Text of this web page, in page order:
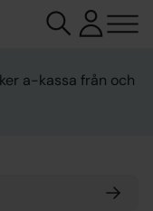
a-kassa från och